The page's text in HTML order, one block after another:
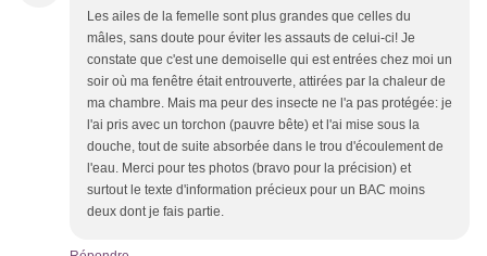
Les ailes de la femelle sont plus grandes que celles du
mâles, sans doute pour éviter les assauts de celui-ci! Je
constate que c'est une demoiselle qui est entrées chez moi un
soir où ma fenêtre était entrouverte, attirées par la chaleur de
ma chambre. Mais ma peur des insecte ne l'a pas protégée: je
l'ai pris avec un torchon (pauvre bête) et l'ai mise sous la
douche, tout de suite absorbée dans le trou d'écoulement de
l'eau. Merci pour tes photos (bravo pour la précision) et
surtout le texte d'information précieux pour un BAC moins
deux dont je fais partie.